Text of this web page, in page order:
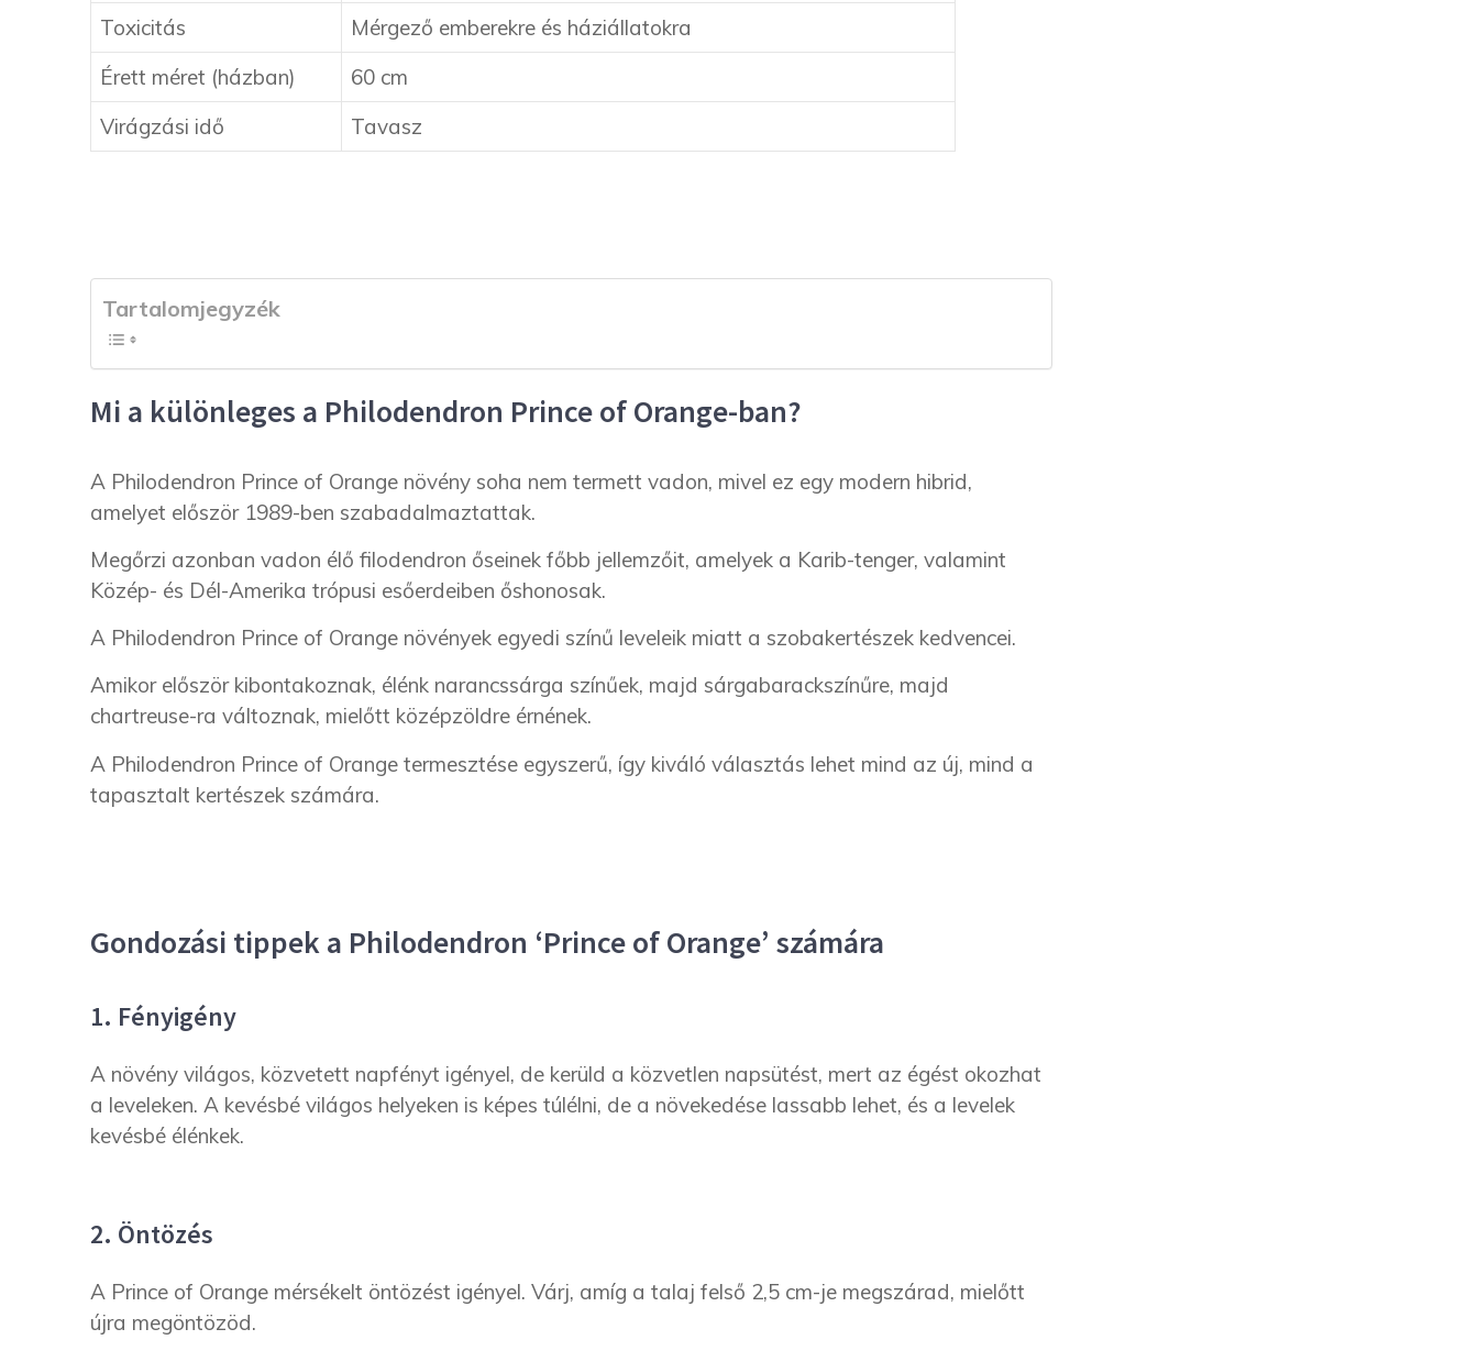
Toxicitás
Mérgező emberekre és háziállatokra
Érett méret (házban)
60 cm
Virágzási idő
Tavasz
Tartalomjegyzék
Mi a különleges a Philodendron Prince of Orange-ban?
A Philodendron Prince of Orange növény soha nem termett vadon, mivel ez egy modern hibrid,
amelyet először 1989-ben szabadalmaztattak.
Megőrzi azonban vadon élő filodendron őseinek főbb jellemzőit, amelyek a Karib-tenger, valamint
Közép- és Dél-Amerika trópusi esőerdeiben őshonosak.
A Philodendron Prince of Orange növények egyedi színű leveleik miatt a szobakertészek kedvencei.
Amikor először kibontakoznak, élénk narancssárga színűek, majd sárgabarackszínűre, majd
chartreuse-ra változnak, mielőtt középzöldre érnének.
A Philodendron Prince of Orange termesztése egyszerű, így kiváló választás lehet mind az új, mind a
tapasztalt kertészek számára.
Gondozási tippek a Philodendron ‘Prince of Orange’ számára
1. Fényigény
A növény világos, közvetett napfényt igényel, de kerüld a közvetlen napsütést, mert az égést okozhat
a leveleken. A kevésbé világos helyeken is képes túlélni, de a növekedése lassabb lehet, és a levelek
kevésbé élénkek.
2. Öntözés
A Prince of Orange mérsékelt öntözést igényel. Várj, amíg a talaj felső 2,5 cm-je megszárad, mielőtt
újra megöntözöd.